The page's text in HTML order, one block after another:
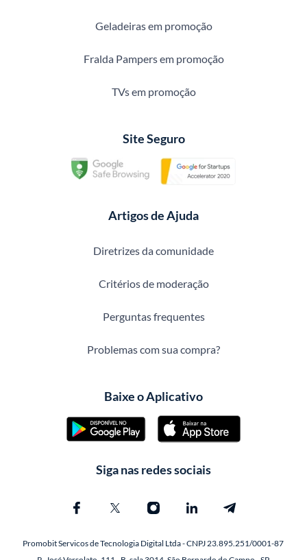
Geladeiras em promoção
Fralda Pampers em promoção
TVs em promoção
Site Seguro
Artigos de Ajuda
Diretrizes da comunidade
Critérios de moderação
Perguntas frequentes
Problemas com sua compra?
Baixe o Aplicativo
Siga nas redes sociais
Promobit Servicos de Tecnologia Digital Ltda - CNPJ 23.895.251/0001-87